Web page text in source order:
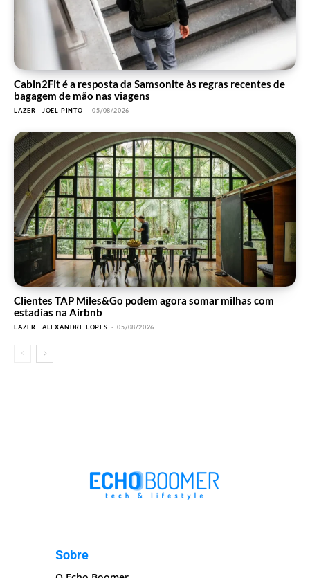
Cabin2Fit é a resposta da Samsonite às regras recentes de
bagagem de mão nas viagens
LAZER JOEL PINTO - 05/08/2026
Clientes TAP Miles&Go podem agora somar milhas com
estadias na Airbnb
LAZER ALEXANDRE LOPES - 05/08/2026
Sobre